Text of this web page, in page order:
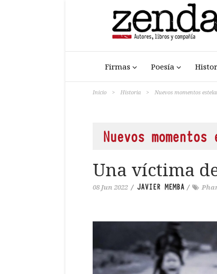
Firmas Poesía
Inicio > Historia > Nuevos momentos
Nuevos
Una víctima
08 Jun 2022 / JAVIER MEMBA /